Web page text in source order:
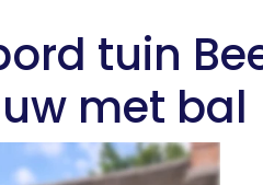
tuin
met bal